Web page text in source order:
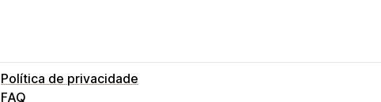
Política de privacidade
FAQ